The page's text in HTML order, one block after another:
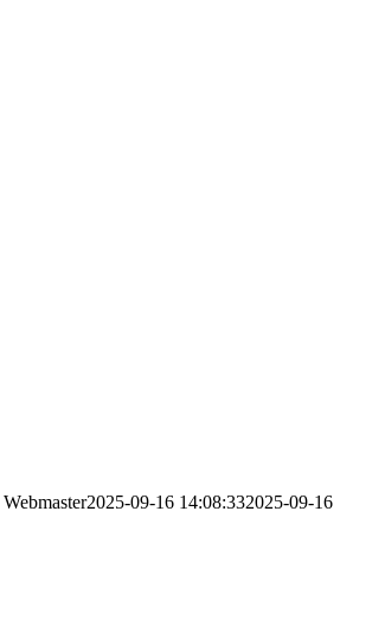
Webmaster2025-09-16 14:08:332025-09-16